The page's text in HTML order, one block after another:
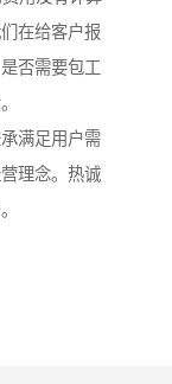
在给客户报
否需要包工
满足用户需
理念。热诚